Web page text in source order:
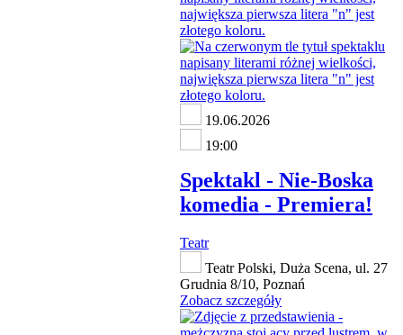
19.06.2026
19:00
Spektakl - Nie-Boska
komedia - Premiera!
Teatr
Teatr Polski, Duża Scena, ul. 27
Grudnia 8/10, Poznań
Zobacz szczegóły